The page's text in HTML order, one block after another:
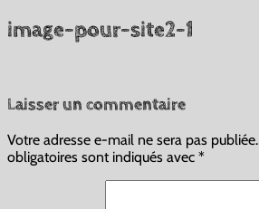
image-pour-site2-1
Laisser un commentaire
Votre adresse e-mail ne sera pas publiée.
obligatoires sont indiqués avec *